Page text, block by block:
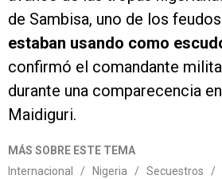
de Sambisa, uno de los
estaban usando como
confirmó el comandante
durante una comparecencia
Maidiguri.
MÁS SOBRE ESTE TEMA
Internacional
/ Nigeria / Secuestros /